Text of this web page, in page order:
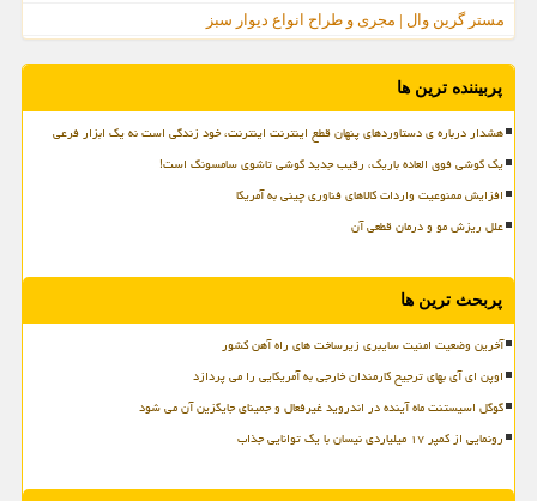
مستر گرین وال | مجری و طراح انواع دیوار سبز
پربیننده ترین ها
هشدار درباره ی دستاوردهای پنهان قطع اینترنت اینترنت، خود زندگی است نه یک ابزار فرعی
یک گوشی فوق العاده باریک، رقیب جدید گوشی تاشوی سامسونگ است!
افزایش ممنوعیت واردات کالاهای فناوری چینی به آمریکا
علل ریزش مو و درمان قطعی آن
پربحث ترین ها
آخرین وضعیت امنیت سایبری زیرساخت های راه آهن کشور
اوپن ای آی بهای ترجیح کارمندان خارجی به آمریکایی را می پردازد
گوگل اسیستنت ماه آینده در اندروید غیرفعال و جمینای جایگزین آن می شود
رونمایی از کمپر ۱۷ میلیاردی نیسان با یک توانایی جذاب